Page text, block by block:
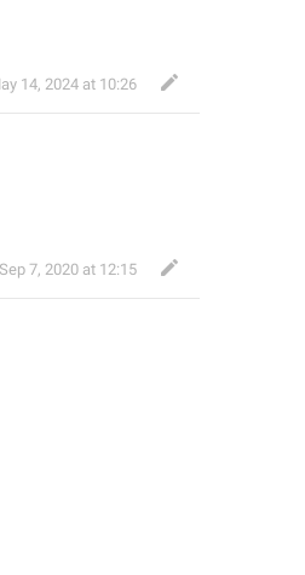
14, 2024 at 10:26
Sep 7, 2020 at 12:15